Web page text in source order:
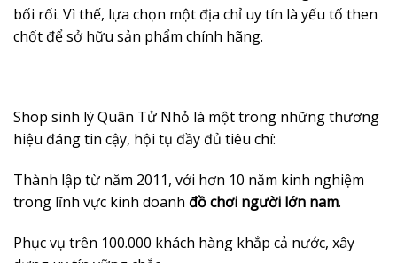
bối rối. Vì thế, lựa chọn một địa chỉ uy tín là yếu tố then
chốt để sở hữu sản phẩm chính hãng.
Shop sinh lý Quân Tử Nhỏ là một trong những thương
hiệu đáng tin cậy, hội tụ đầy đủ tiêu chí:
Thành lập từ năm 2011, với hơn 10 năm kinh nghiệm
trong lĩnh vực kinh doanh đồ chơi người lớn nam.
Phục vụ trên 100.000 khách hàng khắp cả nước, xây